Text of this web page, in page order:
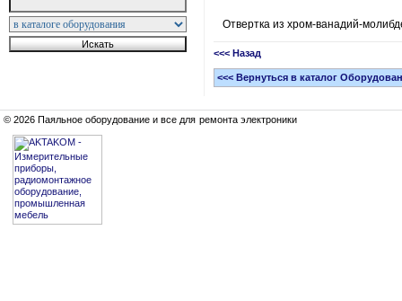
Отвертка из хром-ванадий-
<<< Назад
<<< Вернуться в каталог
© 2026 Паяльное оборудование и все для ремонта электроники